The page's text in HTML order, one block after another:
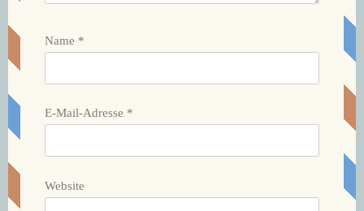
Name *
E-Mail-Adresse *
Website